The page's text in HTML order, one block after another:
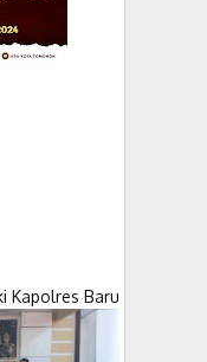
Kapolres Baru